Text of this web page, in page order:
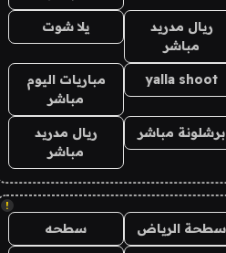
ريال مدريد
مباشر
يلا شوت
yalla shoot
مباريات اليوم
مباشر
برشلونة مباشر
ريال مدريد
مباشر
!
سطحة الرياض سطحه